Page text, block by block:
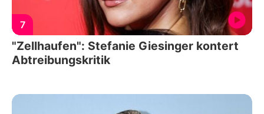
7
"Zellhaufen": Stefanie Giesinger kontert
Abtreibungskritik